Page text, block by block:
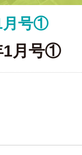
月号①
1月号①